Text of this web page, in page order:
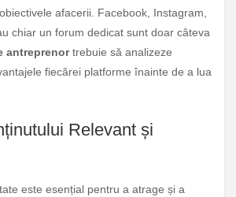
afacerii. Facebook, Instagram,
chiar un forum dedicat sunt doar câteva
antreprenortrebuie să analizeze
fiecărei platforme înainte de a lua
Relevant și
este esențial pentru a atrage și a